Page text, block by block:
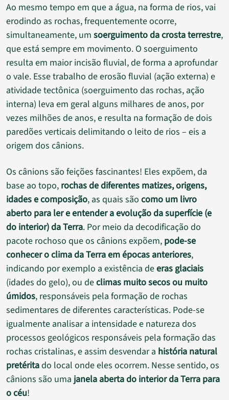
Ao mesmo tempo em que a água, na forma de rios, vai
erodindo as rochas, frequentemente ocorre,
simultaneamente, um soerguimento da crosta terrestre,
que está sempre em movimento. O soerguimento
resulta em maior incisão fluvial, de forma a aprofundar
o vale. Esse trabalho de erosão fluvial (ação externa) e
atividade tectônica (soerguimento das rochas, ação
interna) leva em geral alguns milhares de anos, por
vezes milhões de anos, e resulta na formação de dois
paredões verticais delimitando o leito de rios – eis a
origem dos cânions.
Os cânions são feições fascinantes! Eles expõem, da
base ao topo, rochas de diferentes matizes, origens,
idades e composição, as quais são como um livro
aberto para ler e entender a evolução da superfície (e
do interior) da Terra. Por meio da decodificação do
pacote rochoso que os cânions expõem, pode-se
conhecer o clima da Terra em épocas anteriores,
indicando por exemplo a existência deeras glaciais
(idades do gelo), ou declimas muito secos ou muito
úmidos, responsáveis pela formação de rochas
sedimentares de diferentes características. Pode-se
igualmente analisar a intensidade e natureza dos
processos geológicos responsáveis pela formação das
rochas cristalinas, e assim desvendar a história natural
pretéritado local onde eles ocorrem. Nesse sentido, os
cânions são uma janela aberta do interior da Terra para
o céu!